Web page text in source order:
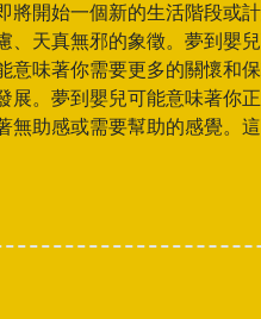
將開始一個新的生活階段或
天真無邪的象徵。夢到嬰
味著你需要更多的關懷和
展。夢到嬰兒可能意味著你
助感或需要幫助的感覺。